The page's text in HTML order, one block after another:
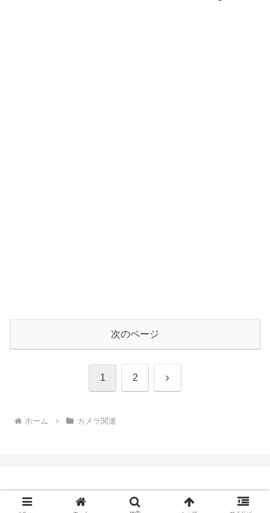
次のページ
1 2 次
ホーム カメラ関連
Copyright © 2009-2026 CBN Blog All Rights Reserved.